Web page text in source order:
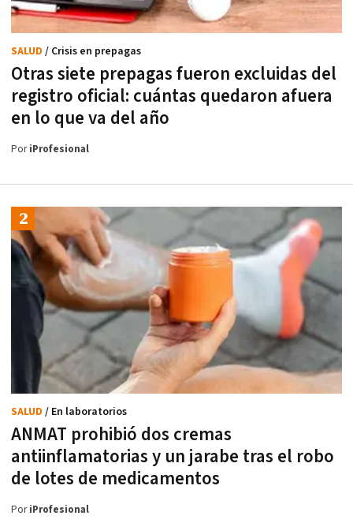
Otras siete prepagas fueron excluidas del
registro oficial: cuántas quedaron afuera
en lo que va del año
SALUD / Crisis en prepagas
PoriProfesional
ANMAT prohibió dos cremas
antiinflamatorias y un jarabe tras el robo
de lotes de medicamentos
SALUD / En laboratorios
PoriProfesional